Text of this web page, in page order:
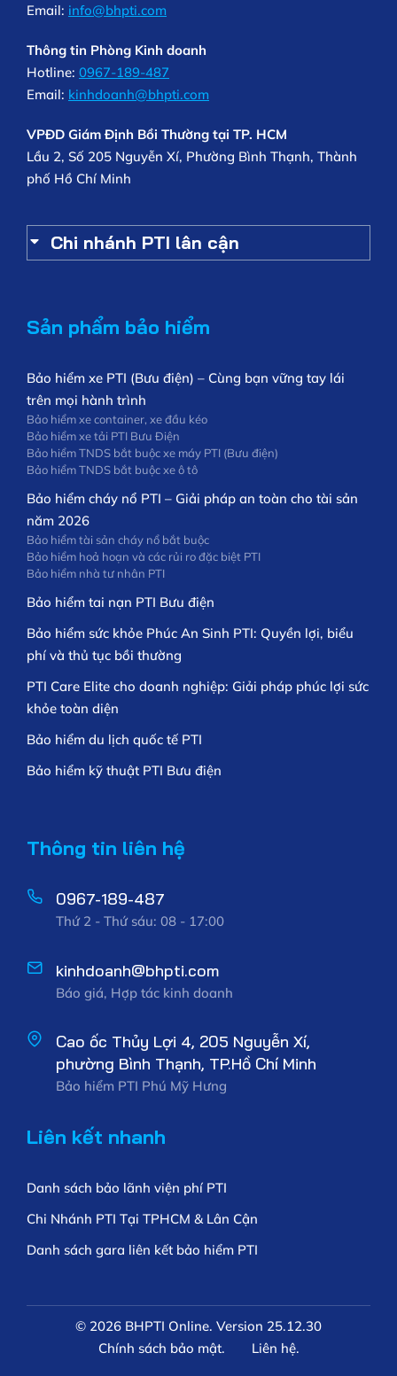
Email: info@bhpti.com
Thông tin Phòng Kinh doanh
Hotline: 0967-189-487
Email: kinhdoanh@bhpti.com
VPĐD Giám Định Bồi Thường tại TP. HCM
Lầu 2, Số 205 Nguyễn Xí, Phường Bình Thạnh, Thành
phố Hồ Chí Minh
Chi nhánh PTI lân cận
Sản phẩm bảo hiểm
Bảo hiểm xe PTI (Bưu điện) – Cùng bạn vững tay lái
trên mọi hành trình
Bảo hiểm xe container, xe đầu kéo
Bảo hiểm xe tải PTI Bưu Điện
Bảo hiểm TNDS bắt buộc xe máy PTI (Bưu điện)
Bảo hiểm TNDS bắt buộc xe ô tô
Bảo hiểm cháy nổ PTI – Giải pháp an toàn cho tài sản
năm 2026
Bảo hiểm tài sản cháy nổ bắt buộc
Bảo hiểm hoả hoạn và các rủi ro đặc biệt PTI
Bảo hiểm nhà tư nhân PTI
Bảo hiểm tai nạn PTI Bưu điện
Bảo hiểm sức khỏe Phúc An Sinh PTI: Quyền lợi, biểu
phí và thủ tục bồi thường
PTI Care Elite cho doanh nghiệp: Giải pháp phúc lợi sức
khỏe toàn diện
Bảo hiểm du lịch quốc tế PTI
Bảo hiểm kỹ thuật PTI Bưu điện
Thông tin liên hệ
0967-189-487
Thứ 2 - Thứ sáu: 08 - 17:00
kinhdoanh@bhpti.com
Báo giá, Hợp tác kinh doanh
Cao ốc Thủy Lợi 4, 205 Nguyễn Xí,
phường Bình Thạnh, TP.Hồ Chí Minh
Bảo hiểm PTI Phú Mỹ Hưng
Liên kết nhanh
Danh sách bảo lãnh viện phí PTI
Chi Nhánh PTI Tại TPHCM & Lân Cận
Danh sách gara liên kết bảo hiểm PTI
© 2026 BHPTI Online. Version 25.12.30
Chính sách bảo mật.
Liên hệ.